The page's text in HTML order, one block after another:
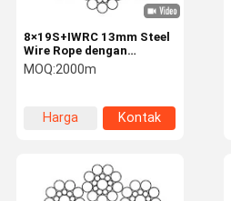
Tali baja lift
Tali kawat industri
8×19S+IWRC 13mm Steel
Wire Rope dengan
1570N/mm2 Kekuatan
Tarikan untuk Lifting dan
MOQ:2000m
Harga
Kontak